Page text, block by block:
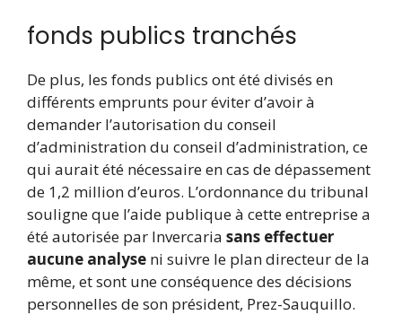
fonds publics tranchés
De plus, les fonds publics ont été divisés en
différents emprunts pour éviter d’avoir à
demander l’autorisation du conseil
d’administration du conseil d’administration, ce
qui aurait été nécessaire en cas de dépassement
de 1,2 million d’euros. L’ordonnance du tribunal
souligne que l’aide publique à cette entreprise a
été autorisée par Invercaria sans effectuer
aucune analyse ni suivre le plan directeur de la
même, et sont une conséquence des décisions
personnelles de son président, Prez-Sauquillo.